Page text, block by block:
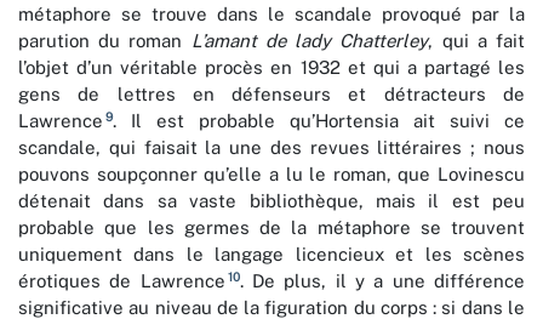
métaphore se trouve dans le scandale provoqué par la
parution du roman L’amant de lady Chatterley, qui a fait
l’objet d’un véritable procès en 1932 et qui a partagé les
gens de lettres en défenseurs et détracteurs de
Lawrence 9. Il est probable qu’Hortensia ait suivi ce
scandale, qui faisait la une des revues littéraires ; nous
pouvons soupçonner qu’elle a lu le roman, que Lovinescu
détenait dans sa vaste bibliothèque, mais il est peu
probable que les germes de la métaphore se trouvent
uniquement dans le langage licencieux et les scènes
érotiques de Lawrence 10. De plus, il y a une différence
significative au niveau de la figuration du corps : si dans le